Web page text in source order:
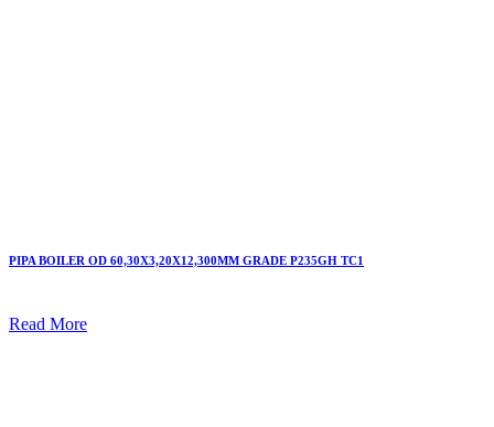
PIPA BOILER OD 60,30X3,20X12,300MM GRADE P235GH TC1
Read More